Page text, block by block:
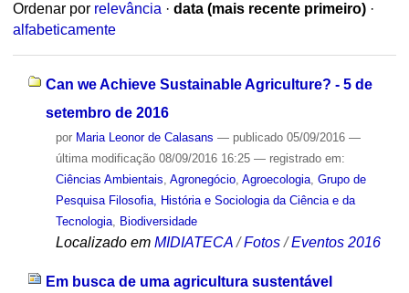
Ordenar por relevância · data (mais recente primeiro) ·
alfabeticamente
Can we Achieve Sustainable Agriculture? - 5 de
setembro de 2016
por Maria Leonor de Calasans — publicado05/09/2016 —
última modificação08/09/2016 16:25 — registrado em:
Ciências Ambientais Agronegócio, Agroecologia, Grupo de
Pesquisa Filosofia, História e Sociologia da Ciência e da
Tecnologia, Biodiversidade
Localizado em MIDIATECA /Fotos /Eventos 2016
Em busca de uma agricultura sustentável